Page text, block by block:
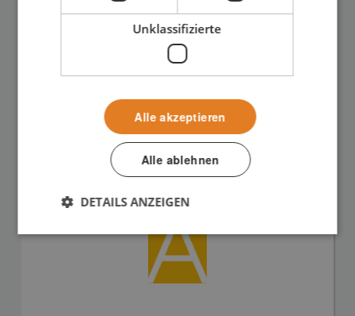
Zeichnungsdateien.
Unklassifizierte
Alle akzeptieren
Alle ablehnen
DETAILS ANZEIGEN